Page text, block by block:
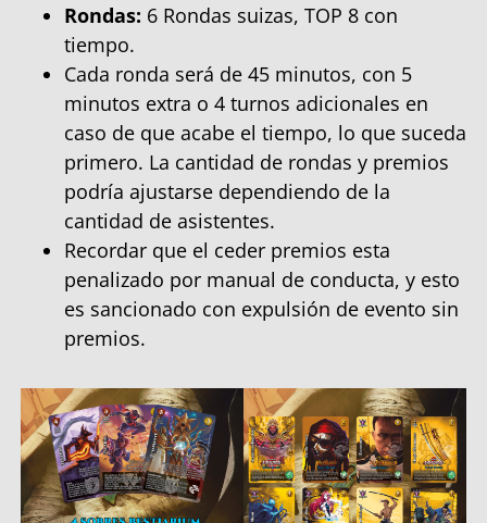
Rondas: 6 Rondas suizas, TOP 8 con
tiempo.
Cada ronda será de 45 minutos, con 5
minutos extra o 4 turnos adicionales en
caso de que acabe el tiempo, lo que suceda
primero. La cantidad de rondas y premios
podría ajustarse dependiendo de la
cantidad de asistentes.
Recordar que el ceder premios esta
penalizado por manual de conducta, y esto
es sancionado con expulsión de evento sin
premios.